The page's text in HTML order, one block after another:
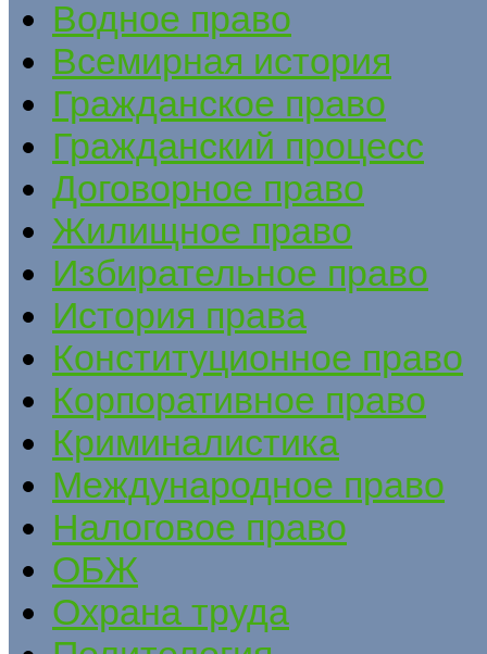
Водное право
Всемирная история
Гражданское право
Гражданский процесс
Договорное право
Жилищное право
Избирательное право
История права
Конституционное право
Корпоративное право
Криминалистика
Международное право
Налоговое право
ОБЖ
Охрана труда